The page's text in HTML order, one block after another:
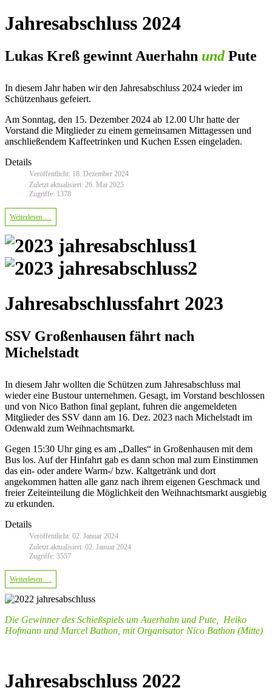
Jahresabschluss 2024
Lukas Kreß gewinnt Auerhahn undPute
In diesem Jahr haben wir den Jahresabschluss 2024 wieder im
Schützenhaus gefeiert.
Am Sonntag, den 15. Dezember 2024 ab 12.00 Uhr hatte der
Vorstand die Mitglieder zu einem gemeinsamen Mittagessen und
anschließendem Kaffeetrinken und Kuchen Essen eingeladen.
Details
Veröffentlicht: 18. Dezember 2024
Zuletzt aktualisiert: 26. Mai 2025
Zugriffe: 1378
Weiterlesen …
Jahresabschlussfahrt 2023
SSV Großenhausen fährt nach
Michelstadt
In diesem Jahr wollten die Schützen zum Jahresabschluss mal
wieder eine Bustour unternehmen. Gesagt, im Vorstand beschlossen
und von Nico Bathon final geplant, fuhren die angemeldeten
Mitglieder des SSV dann am 16. Dez. 2023 nach Michelstadt im
Odenwald zum Weihnachtsmarkt.
Gegen 15:30 Uhr ging es am „Dalles“ in Großenhausen mit dem
Bus los. Auf der Hinfahrt gab es dann schon mal zum Einstimmen
das ein- oder andere Warm-/ bzw. Kaltgetränk und dort
angekommen hatten alle ganz nach ihrem eigenen Geschmack und
freier Zeiteinteilung die Möglichkeit den Weihnachtsmarkt ausgiebig
zu erkunden.
Details
Veröffentlicht: 02. Januar 2024
Zuletzt aktualisiert: 02. Januar 2024
Zugriffe: 3557
Weiterlesen …
Die Gewinner des Schießspiels um Auerhahn und Pute, Heiko
Hofmann und Marcel Bathon, mit Organisator Nico Bathon (Mitte)
Jahresabschluss 2022